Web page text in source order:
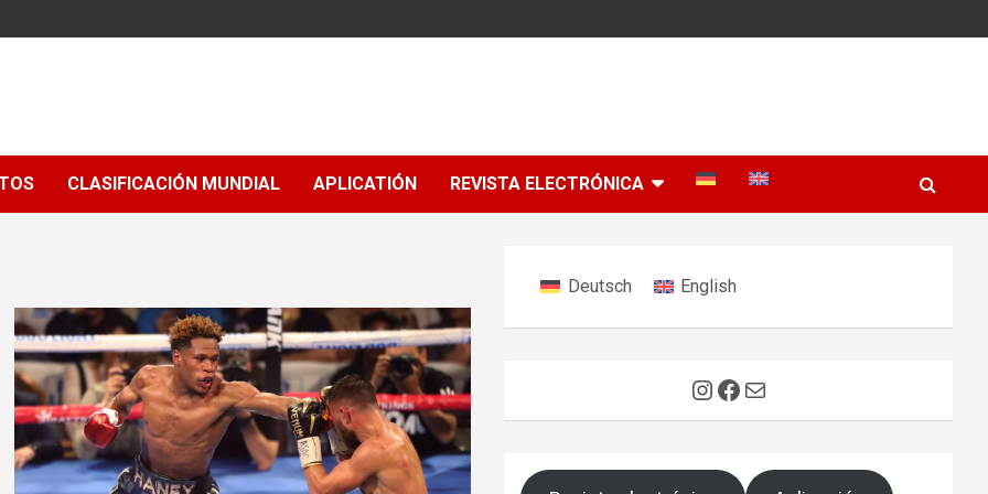
CLASIFICACIÓN MUNDIAL APLICATIÓN REVISTA ELECTRÓNICA
Deutsch English
Instagram
Facebook
Correo electrónico